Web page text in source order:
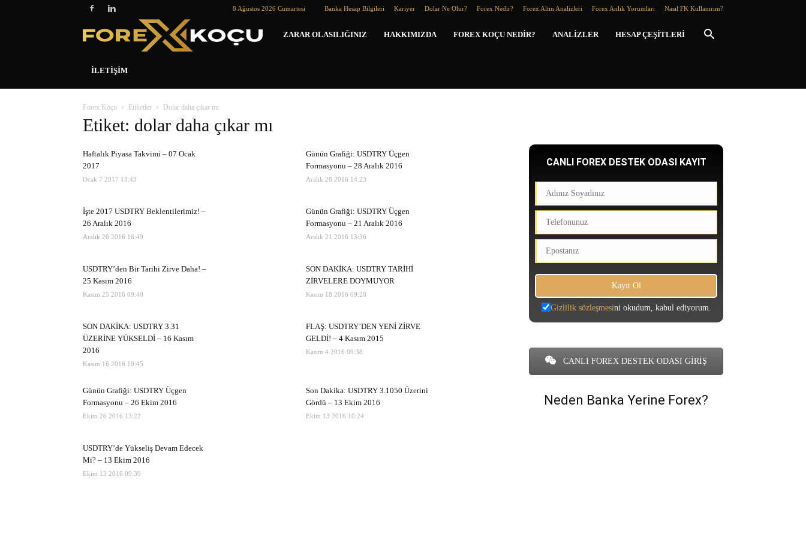
8 Ağustos 2026 Cumartesi Banka Hesap Bilgileri Kariyer Dolar Ne Olur? Forex Nedir? Forex Altın Analizleri Forex Anlık Yorumları Nasıl FK Kullanırım?
Forex
ZARAR OLASILIĞINIZ HAKKIMIZDA FOREX KOÇU NEDIR? ANALIZLER HESAP ÇEŞITLERI
İLETIŞIM
Forex Koçu Etiketler Dolar daha çıkar mı
Etiket: dolar daha çıkar mı
Haftalık Piyasa Takvimi – 07 Ocak
2017
Ocak 7 2017 13:43
Günün Grafiği: USDTRY Üçgen
Formasyonu – 28 Aralık 2016
Aralık 28 2016 14:23
İşte 2017 USDTRY Beklentilerimiz! –
26 Aralık 2016
Aralık 26 2016 16:49
Günün Grafiği: USDTRY Üçgen
Formasyonu – 21 Aralık 2016
Aralık 21 2016 13:36
USDTRY’den Bir Tarihi Zirve Daha! –
25 Kasım 2016
Kasım 25 2016 09:40
SON DAKİKA: USDTRY TARİHİ
ZİRVELERE DOYMUYOR
Kasım 18 2016 09:28
SON DAKİKA: USDTRY 3.31
ÜZERİNE YÜKSELDİ – 16 Kasım
2016
Kasım 16 2016 10:45
FLAŞ: USDTRY’DEN YENİ ZİRVE
GELDİ! – 4 Kasım 2015
Kasım 4 2016 09:38
Günün Grafiği: USDTRY Üçgen
Formasyonu – 26 Ekim 2016
Ekim 26 2016 13:22
Son Dakika: USDTRY 3.1050 Üzerini
Gördü – 13 Ekim 2016
Ekim 13 2016 10:24
USDTRY’de Yükseliş Devam Edecek
Mi? – 13 Ekim 2016
Ekim 13 2016 09:39
CANLI FOREX DESTEK ODASI KAYIT
Gizlilik sözleşmesini okudum, kabul ediyorum.
CANLI FOREX DESTEK ODASI GİRİŞ
Neden Banka Yerine Forex?